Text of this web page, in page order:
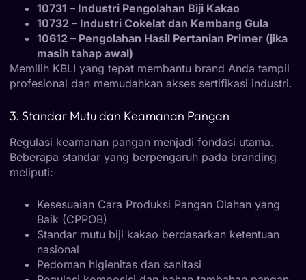
10731 – Industri Pengolahan Biji Kakao
10732 – Industri Cokelat dan Kembang Gula
10612 – Pengolahan Hasil Pertanian Primer (jika
masih tahap awal)
Memilih KBLI yang tepat membantu brand Anda tampil
profesional dan memudahkan akses sertifikasi industri.
3. Standar Mutu dan Keamanan Pangan
Regulasi keamanan pangan menjadi fondasi utama.
Beberapa standar yang berpengaruh pada branding
meliputi:
Kesesuaian Cara Produksi Pangan Olahan yang
Baik (CPPOB)
Standar mutu biji kakao berdasarkan ketentuan
nasional
Pedoman higienitas dan sanitasi